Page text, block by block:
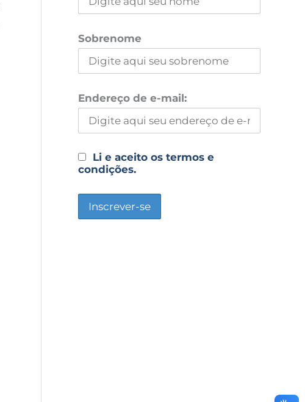
Sobrenome
Endereço de e-mail:
Li e aceito os termos e
condições.